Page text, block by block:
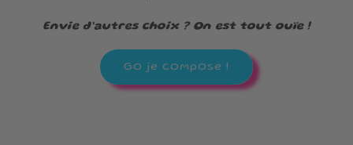
Envie d’autres choix ? On est tout ouïe !
Go je compose !